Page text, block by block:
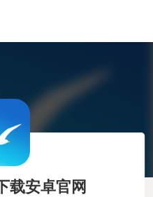
载安卓官网